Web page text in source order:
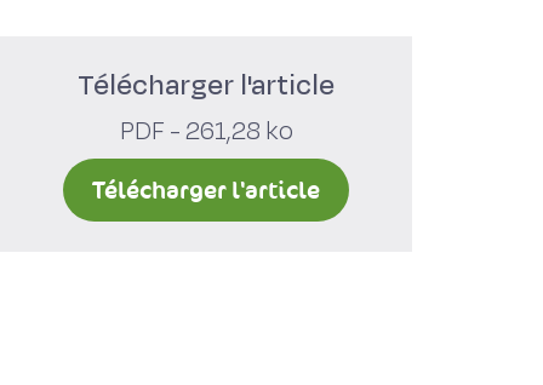
Télécharger l'article
PDF - 261,28 ko
Télécharger l'article